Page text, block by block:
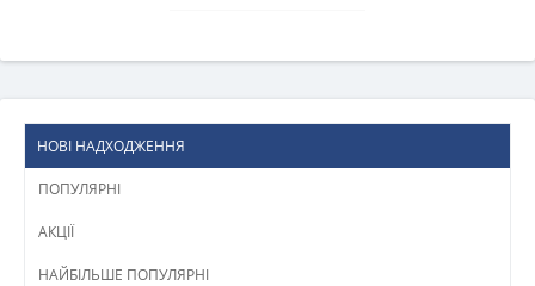
НОВІ НАДХОДЖЕННЯ
ПОПУЛЯРНІ
АКЦІЇ
НАЙБІЛЬШЕ ПОПУЛЯРНІ